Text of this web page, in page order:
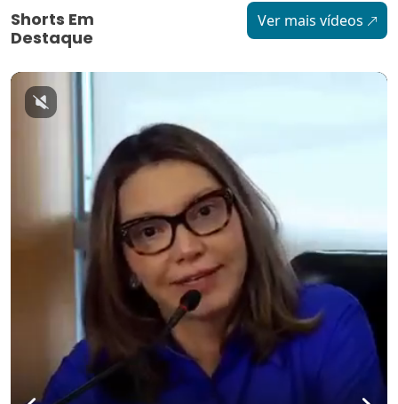
Shorts Em
Destaque
Ver mais vídeos